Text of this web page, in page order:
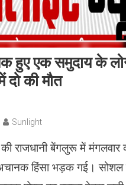
हुए एक समुदाय के
दो की मौत
Sunlight
राजधानी बेंगलुरू में मंगलवार
हिंसा भड़क गई। सोशल